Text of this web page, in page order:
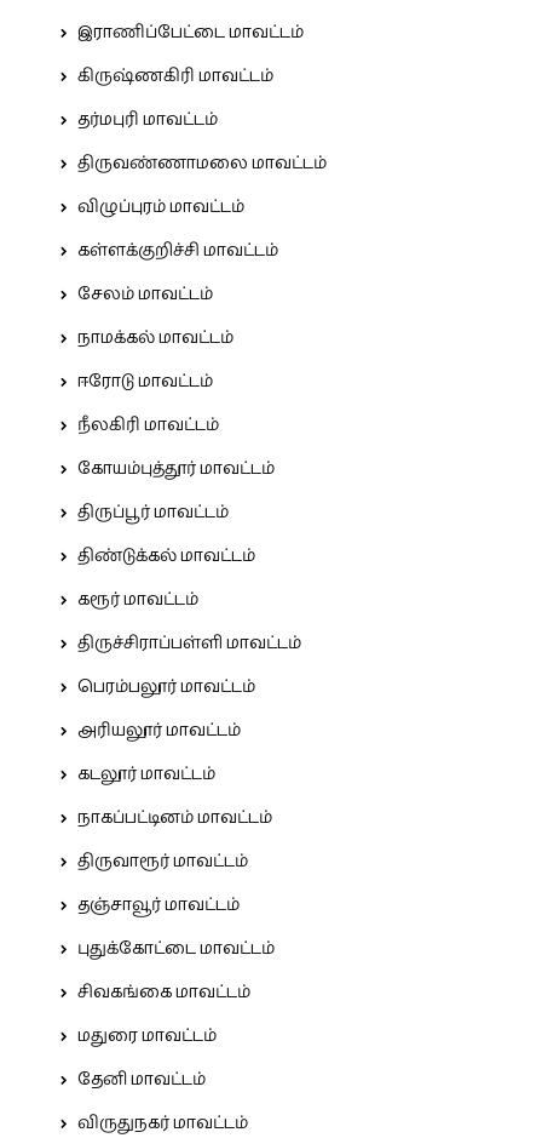
இராணிப்பேட்டை மாவட்டம்
கிருஷ்ணகிரி மாவட்டம்
தர்மபுரி மாவட்டம்
திருவண்ணாமலை மாவட்டம்
விழுப்புரம் மாவட்டம்
கள்ளக்குறிச்சி மாவட்டம்
சேலம் மாவட்டம்
நாமக்கல் மாவட்டம்
ஈரோடு மாவட்டம்
நீலகிரி மாவட்டம்
கோயம்புத்தூர் மாவட்டம்
திருப்பூர் மாவட்டம்
திண்டுக்கல் மாவட்டம்
கரூர் மாவட்டம்
திருச்சிராப்பள்ளி மாவட்டம்
பெரம்பலூர் மாவட்டம்
அரியலூர் மாவட்டம்
கடலூர் மாவட்டம்
நாகப்பட்டினம் மாவட்டம்
திருவாரூர் மாவட்டம்
தஞ்சாவூர் மாவட்டம்
புதுக்கோட்டை மாவட்டம்
சிவகங்கை மாவட்டம்
மதுரை மாவட்டம்
தேனி மாவட்டம்
விருதுநகர் மாவட்டம்